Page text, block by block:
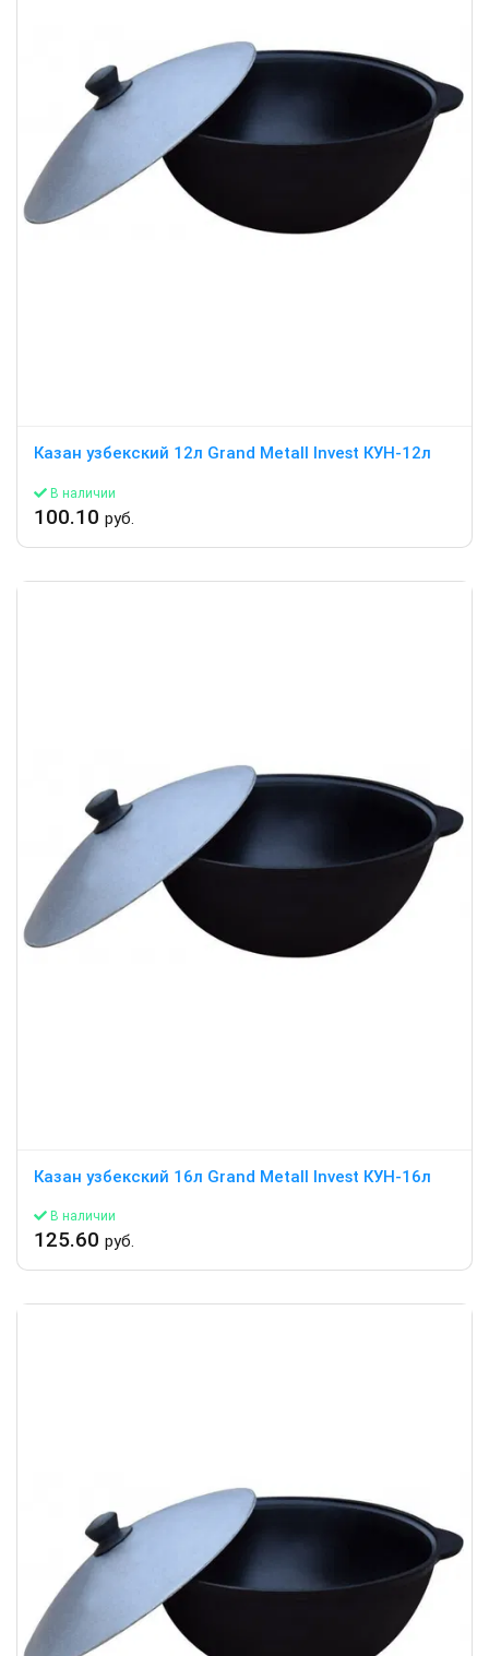
Казан узбекский 12л Grand Metall Invest КУН-12л
В наличии
100.10 руб.
Казан узбекский 16л Grand Metall Invest КУН-16л
В наличии
125.60 руб.